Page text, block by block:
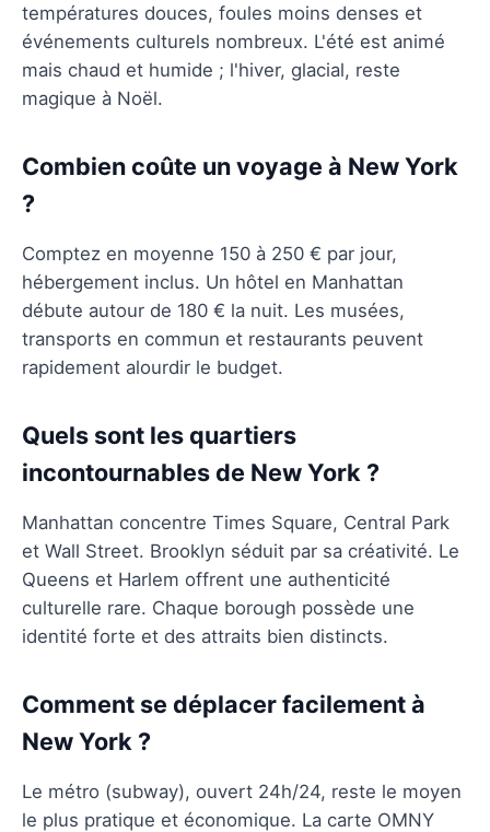
températures douces, foules moins denses et
événements culturels nombreux. L'été est animé
mais chaud et humide ; l'hiver, glacial, reste
magique à Noël.
Combien coûte un voyage à New York
?
Comptez en moyenne 150 à 250 € par jour,
hébergement inclus. Un hôtel en Manhattan
débute autour de 180 € la nuit. Les musées,
transports en commun et restaurants peuvent
rapidement alourdir le budget.
Quels sont les quartiers
incontournables de New York ?
Manhattan concentre Times Square, Central Park
et Wall Street. Brooklyn séduit par sa créativité. Le
Queens et Harlem offrent une authenticité
culturelle rare. Chaque borough possède une
identité forte et des attraits bien distincts.
Comment se déplacer facilement à
New York ?
Le métro (subway), ouvert 24h/24, reste le moyen
le plus pratique et économique. La carte OMNY